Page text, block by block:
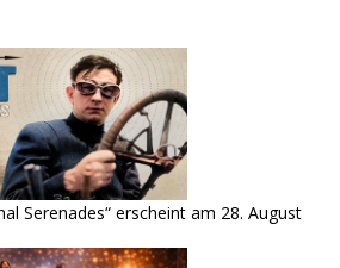
Serenades“ erscheint am 28. August